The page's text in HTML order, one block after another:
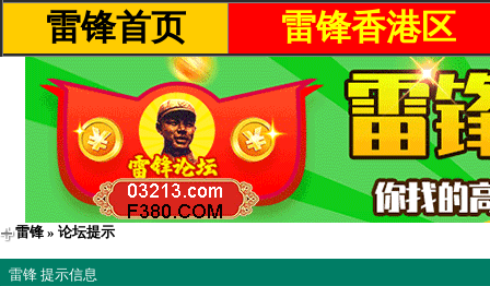
雷锋首页 雷锋香港区
雷锋 » 论坛提示
雷锋 提示信息